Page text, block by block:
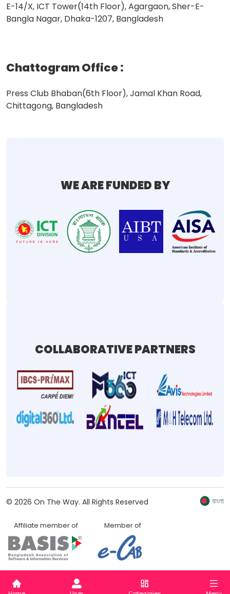
E-14/X, ICT Tower(14th Floor), Agargaon, Sher-E-
Bangla Nagar, Dhaka-1207, Bangladesh
Chattogram Office:
Press Club Bhaban(6th Floor), Jamal Khan Road,
Chittagong, Bangladesh
WE ARE FUNDED BY
COLLABORATIVE PARTNERS
© 2026 On The Way. All Rights Reserved বাংলা
Affiliate member of Member of